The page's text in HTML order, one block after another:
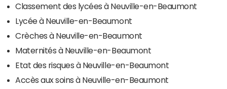
Classement des lycées à Neuville-en-Beaumont
Lycée à Neuville-en-Beaumont
Crèches à Neuville-en-Beaumont
Maternités à Neuville-en-Beaumont
Etat des risques à Neuville-en-Beaumont
Accès aux soins à Neuville-en-Beaumont